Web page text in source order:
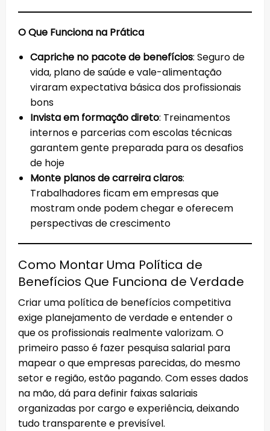
O Que Funciona na Prática
Capriche no pacote de benefícios: Seguro de
vida, plano de saúde e vale-alimentação
viraram expectativa básica dos profissionais
bons
Invista em formação direto: Treinamentos
internos e parcerias com escolas técnicas
garantem gente preparada para os desafios
de hoje
Monte planos de carreira claros:
Trabalhadores ficam em empresas que
mostram onde podem chegar e oferecem
perspectivas de crescimento
Como Montar Uma Política de
Benefícios Que Funciona de Verdade
Criar uma política de benefícios competitiva
exige planejamento de verdade e entender o
que os profissionais realmente valorizam. O
primeiro passo é fazer pesquisa salarial para
mapear o que empresas parecidas, do mesmo
setor e região, estão pagando. Com esses dados
na mão, dá para definir faixas salariais
organizadas por cargo e experiência, deixando
tudo transparente e previsível.